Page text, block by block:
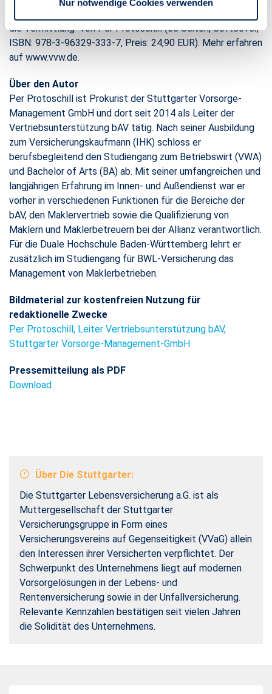
Nur notwendige Cookies verwenden
die Vermittlung“ von Per Protoschill (65 Seiten, Softcover,
ISBN: 978-3-96329-333-7, Preis: 24,90 EUR). Mehr erfahren
auf www.vvw.de.
Über den Autor
Per Protoschill ist Prokurist der Stuttgarter Vorsorge-
Management GmbH und dort seit 2014 als Leiter der
Vertriebsunterstützung bAV tätig. Nach seiner Ausbildung
zum Versicherungskaufmann (IHK) schloss er
berufsbegleitend den Studiengang zum Betriebswirt (VWA)
und Bachelor of Arts (BA) ab. Mit seiner umfangreichen und
langjährigen Erfahrung im Innen- und Außendienst war er
vorher in verschiedenen Funktionen für die Bereiche der
bAV, den Maklervertrieb sowie die Qualifizierung von
Maklern und Maklerbetreuern bei der Allianz verantwortlich.
Für die Duale Hochschule Baden-Württemberg lehrt er
zusätzlich im Studiengang für BWL-Versicherung das
Management von Maklerbetrieben.
Bildmaterial zur kostenfreien Nutzung für
redaktionelle Zwecke
Per Protoschill, Leiter Vertriebsunterstützung bAV,
Stuttgarter Vorsorge-Management-GmbH​
Pressemitteilung als PDF
Download
Über Die Stuttgarter:
Die Stuttgarter Lebensversicherung a.G. ist als
Muttergesellschaft der Stuttgarter
Versicherungsgruppe in Form eines
Versicherungsvereins auf Gegenseitigkeit (VVaG) allein
den Interessen ihrer Versicherten verpflichtet. Der
Schwerpunkt des Unternehmens liegt auf modernen
Vorsorgelösungen in der Lebens- und
Rentenversicherung sowie in der Unfallversicherung.
Relevante Kennzahlen bestätigen seit vielen Jahren
die Solidität des Unternehmens.